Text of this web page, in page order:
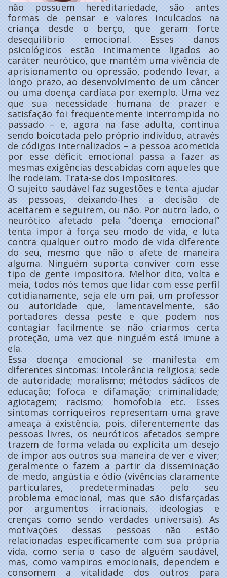
não possuem hereditariedade, são antes
formas de pensar e valores inculcados na
criança desde o berço, que geram forte
desequilíbrio emocional. Esses danos
psicológicos estão intimamente ligados ao
caráter neurótico, que mantém uma vivência de
aprisionamento ou opressão, podendo levar, a
longo prazo, ao desenvolvimento de um câncer
ou uma doença cardíaca por exemplo. Uma vez
que sua necessidade humana de prazer e
satisfação foi frequentemente interrompida no
passado – e, agora na fase adulta, continua
sendo boicotada pelo próprio indivíduo, através
de códigos internalizados – a pessoa acometida
por esse déficit emocional passa a fazer as
mesmas exigências descabidas com aqueles que
lhe rodeiam. Trata-se dos impositores.
O sujeito saudável faz sugestões e tenta ajudar
as pessoas, deixando-lhes a decisão de
aceitarem e seguirem, ou não. Por outro lado, o
neurótico afetado pela “doença emocional”
tenta impor à força seu modo de vida, e luta
contra qualquer outro modo de vida diferente
do seu, mesmo que não o afete de maneira
alguma. Ninguém suporta conviver com esse
tipo de gente impositora. Melhor dito, volta e
meia, todos nós temos que lidar com esse perfil
cotidianamente, seja ele um pai, um professor
ou autoridade que, lamentavelmente, são
portadores dessa peste e que podem nos
contagiar facilmente se não criarmos certa
proteção, uma vez que ninguém está imune a
ela.
Essa doença emocional se manifesta em
diferentes sintomas: intolerância religiosa; sede
de autoridade; moralismo; métodos sádicos de
educação; fofoca e difamação; criminalidade;
agiotagem; racismo; homofobia etc. Esses
sintomas corriqueiros representam uma grave
ameaça à existência, pois, diferentemente das
pessoas livres, os neuróticos afetados sempre
trazem de forma velada ou explícita um desejo
de impor aos outros sua maneira de ver e viver;
geralmente o fazem a partir da disseminação
de medo, angústia e ódio (vivências claramente
particulares, predeterminadas pelo seu
problema emocional, mas que são disfarçadas
por argumentos irracionais, ideologias e
crenças como sendo verdades universais). As
motivações dessas pessoas não estão
relacionadas especificamente com sua própria
vida, como seria o caso de alguém saudável,
mas, como vampiros emocionais, dependem e
consomem a vitalidade dos outros para